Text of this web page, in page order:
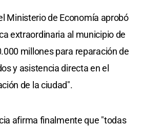
Ministerio de Economía aprobó
extraordinaria al municipio de
millones para reparación de
y asistencia directa en el
de la ciudad".
afirma finalmente que "todas